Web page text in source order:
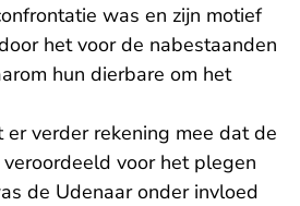
was en zijn motief
het voor de nabestaanden
hun dierbare om het
er verder rekening mee dat de
voor het plegen
de Udenaar onder invloed